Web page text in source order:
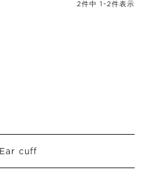
2件中 1 -2件表示
Ear cuff